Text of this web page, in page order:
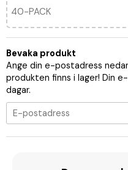
40-PACK
Bevaka produkt
Ange din e-postadress
produkten finns i lager! Din
dagar.